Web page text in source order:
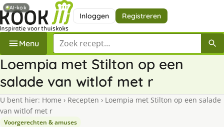
Inloggen Registreren
Menu Zoek een recept
Loempia met Stilton op een
salade van witlof met r
U bent hier: Home › Recepten › Loempia met Stilton op een salade
van witlof met r
Voorgerechten & amuses
AI-kok